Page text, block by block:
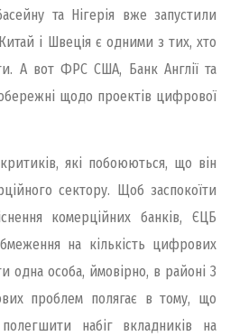
та Нігерія вже запустили
і Швеція є одними з тих, хто
А вот ФРС США, Банк Англії та
щодо проектів цифрової
які побоюються, що він
сектору. Щоб заспокоїти
комерційних банків, ЄЦБ
на кількість цифрових
одна особа, ймовірно, в районі 3
проблем полягає в тому, що
набіг вкладників на